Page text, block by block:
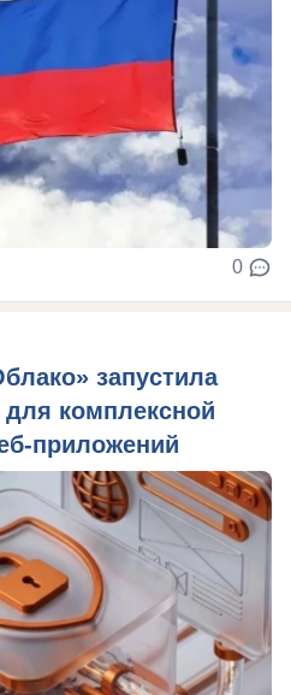
0
запустила
комплексной
приложений